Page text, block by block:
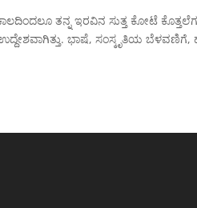
ತನ್ನ ಇರವಿನ ಸುತ್ತ ಕೋಟೆ
ಉದ್ದೇಶವಾಗಿತ್ತು. ಭಾಷೆ, ಸಂಸ್ಕೃತಿಯ